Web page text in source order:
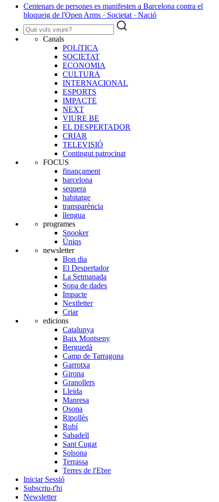
Centenars de persones es manifesten a Barcelona contra el
bloqueig de l'Open Arms · Societat · Nació
Canals
POLíTICA
SOCIETAT
ECONOMIA
CULTURA
INTERNACIONAL
ESPORTS
IMPACTE
NEXT
VIURE BE
EL DESPERTADOR
CRIAR
TELEVISIÓ
Contingut patrocinat
FOCUS
finançament
barcelona
sequera
habitatge
transparència
llengua
programes
Snooker
Úniqs
newsletter
Bon dia
El Despertador
La Setmanada
Sopa de dades
Impacte
Nextletter
Criar
edicions
Catalunya
Baix Montseny
Berguedà
Camp de Tarragona
Garrotxa
Girona
Granollers
Lleida
Manresa
Osona
Ripollès
Rubí
Sabadell
Sant Cugat
Solsona
Terrassa
Terres de l'Ebre
Iniciar Sessió
Subscriu-t'hi
Newsletter